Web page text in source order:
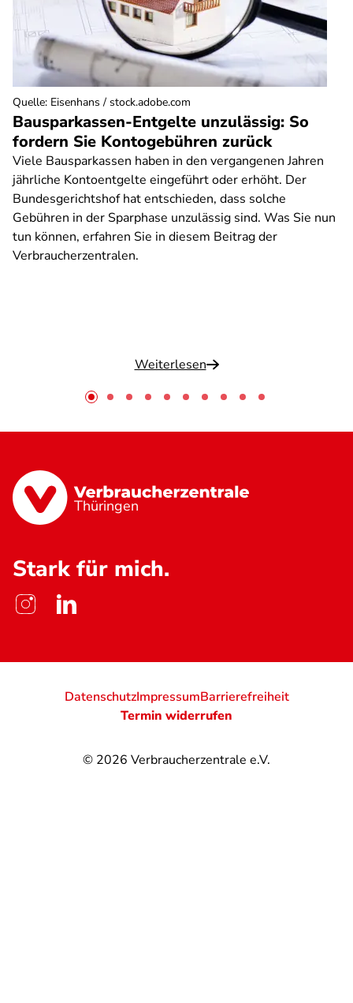
Bausparkassen-Entgelte unzulässig: So
fordern Sie Kontogebühren zurück
Viele Bausparkassen haben in den vergangenen Jahren
jährliche Kontoentgelte eingeführt oder erhöht. Der
Bundesgerichtshof hat entschieden, dass solche
Gebühren in der Sparphase unzulässig sind. Was Sie nun
tun können, erfahren Sie in diesem Beitrag der
Verbraucherzentralen.
Weiterlesen
Quelle: Eisenhans / stock.adobe.com
Thüringen
Stark für mich.
© 2026 Verbraucherzentrale e.V.
DatenschutzImpressumBarrierefreiheit
Termin widerrufen